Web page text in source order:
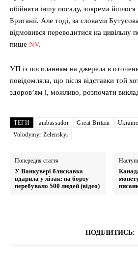
обійняти іншу посаду, зокрема йшлося
Британії. Але тоді, за словами
відмовився переводитися на цивільну
пише NV.
УП із посиланням на джерела в
повідомляла, що після відставки той
здоров’ям і, можливо, розпочати
ТЕГИ ambassador Great Britain Ukraine
Volodymyr Zelenskyi
Попередня стаття
У Ванкувері блискавка
вдарила у літак: на борту
перебувало 500 людей (відео)
ПОДІЛИТИСЬ: